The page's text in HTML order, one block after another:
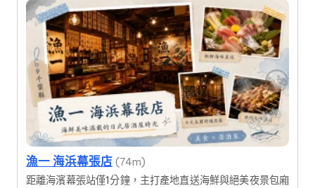
漁一 海浜幕張店 (74m)
距離海濱幕張站僅1分鐘，主打產地直送海鮮與絕美夜景包廂